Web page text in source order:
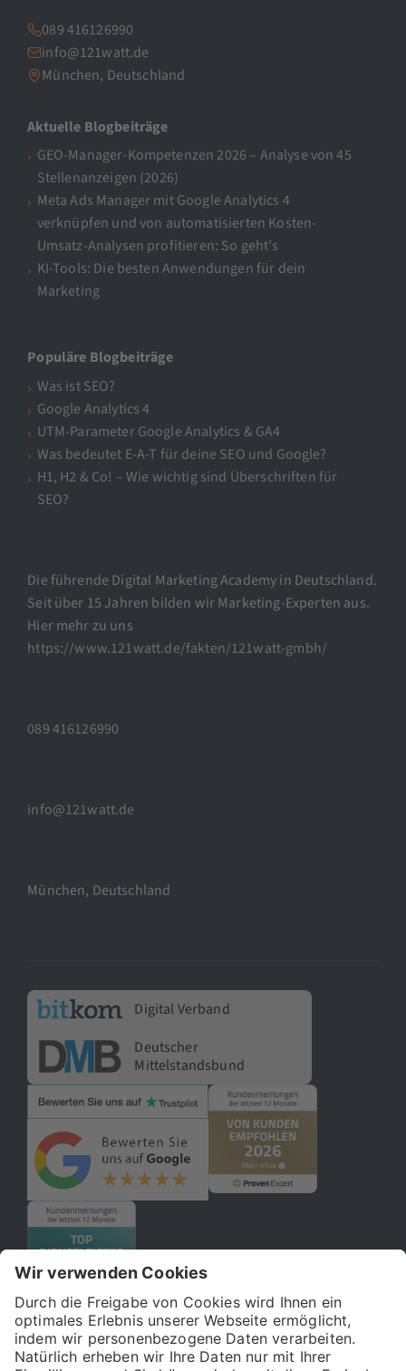
089 416126990
info@121watt.de
München, Deutschland
Aktuelle Blogbeiträge
GEO-Manager-Kompetenzen 2026 – Analyse von 45
Stellenanzeigen (2026)
Meta Ads Manager mit Google Analytics 4
verknüpfen und von automatisierten Kosten-
Umsatz-Analysen profitieren: So geht’s
KI-Tools: Die besten Anwendungen für dein
Marketing
Populäre Blogbeiträge
Was ist SEO?
Google Analytics 4
UTM-Parameter Google Analytics & GA4
Was bedeutet E-A-T für deine SEO und Google?
H1, H2 & Co! – Wie wichtig sind Überschriften für
SEO?
Die führende Digital Marketing Academy in Deutschland.
Seit über 15 Jahren bilden wir Marketing-Experten aus.
Hier mehr zu uns
https://www.121watt.de/fakten/121watt-gmbh/
089 416126990
info@121watt.de
München, Deutschland
Digital Verband
Deutscher
Mittelstandsbund